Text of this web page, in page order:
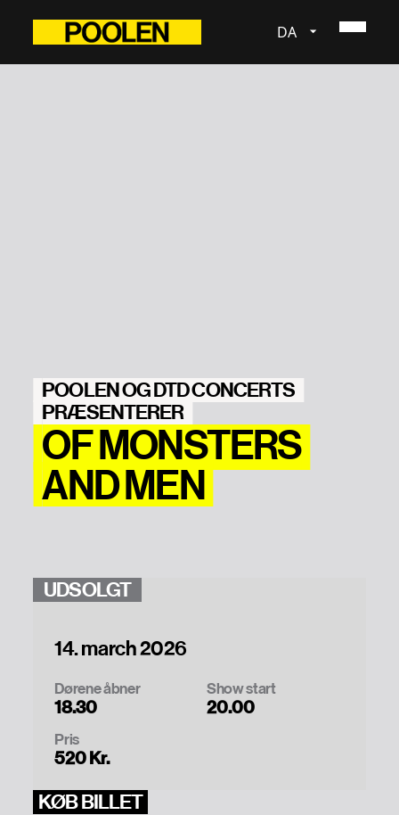
DA
POOLEN OG DTD CONCERTS
PRÆSENTERER
OF MONSTERS
AND MEN
UDSOLGT
14. march 2026
Dørene åbner
18.30
Show start
20.00
Pris
520 Kr.
KØB BILLET